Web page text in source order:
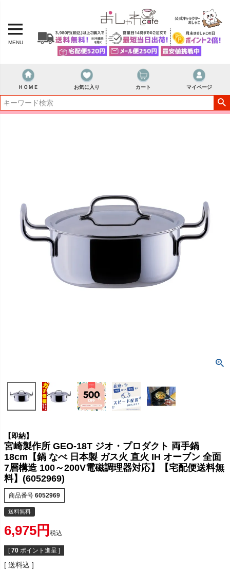
MENU
ＨＯＭＥ お気に入り カート マイページ
【即納】
宮崎製作所 GEO-18T ジオ・プロダクト 両手鍋
18cm【鍋 なべ 日本製 ガス火 直火 IH オーブン 全面
7層構造 100～200V電磁調理器対応】【宅配便送料無
料】(6052969)
商品番号 6052969
送料無料
6,975 税込
[ 70 ポイント進呈 ]
送料込